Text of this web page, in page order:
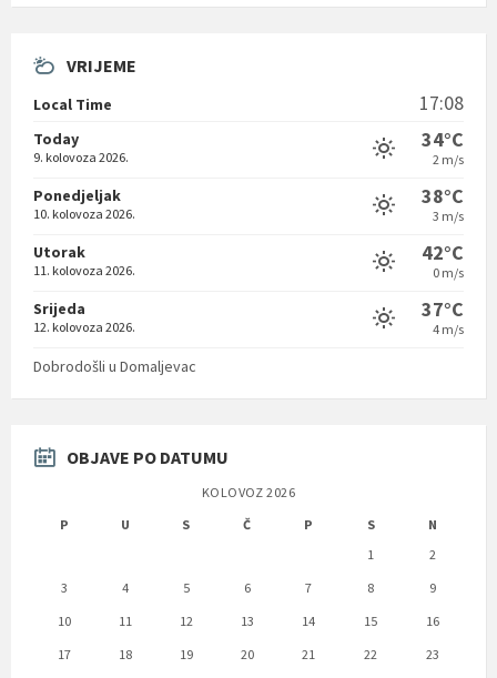
VRIJEME
Local Time 17:08
Today
9. kolovoza 2026.
34°C
2 m/s
Ponedjeljak
10. kolovoza 2026.
38°C
3 m/s
Utorak
11. kolovoza 2026.
42°C
0 m/s
Srijeda
12. kolovoza 2026.
37°C
4 m/s
Dobrodošli u Domaljevac
OBJAVE PO DATUMU
KOLOVOZ 2026
P
U S Č P S
N
1
2
3
4 5 6 7 8
9
10
11 12 13 14 15
16
17
18 19 20 21 22
23